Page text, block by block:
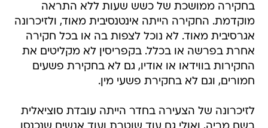
בחקירה ממושכת של כשש שעות ללא התראה
מוקדמת. החקירה הייתה אינטנסיבית מאוד, ולזיכרונה
אגרסיבית מאוד. לא נוכל לצפות בה או בכל חקירה
אחרת בפרשה או בכלל. בקפריסין לא מקליטים את
החקירות בווידאו או אודיו, גם לא בחקירת פשעים
חמורים, וגם לא בחקירת פשעי מין.
לזיכרונה של הצעירה בחדר הייתה עובדת סוציאלית